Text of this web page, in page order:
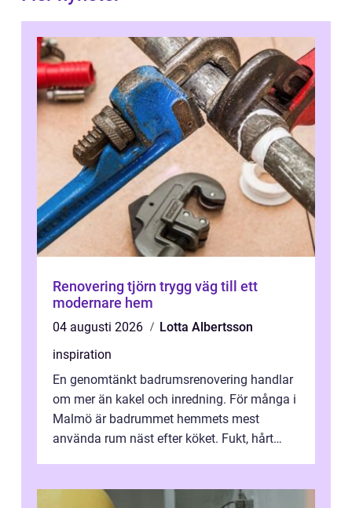
Renovering tjörn trygg väg till ett
modernare hem
04 augusti 2026
Lotta Albertsson
inspiration
En genomtänkt badrumsrenovering handlar
om mer än kakel och inredning. För många i
Malmö är badrummet hemmets mest
använda rum näst efter köket. Fukt, hårt